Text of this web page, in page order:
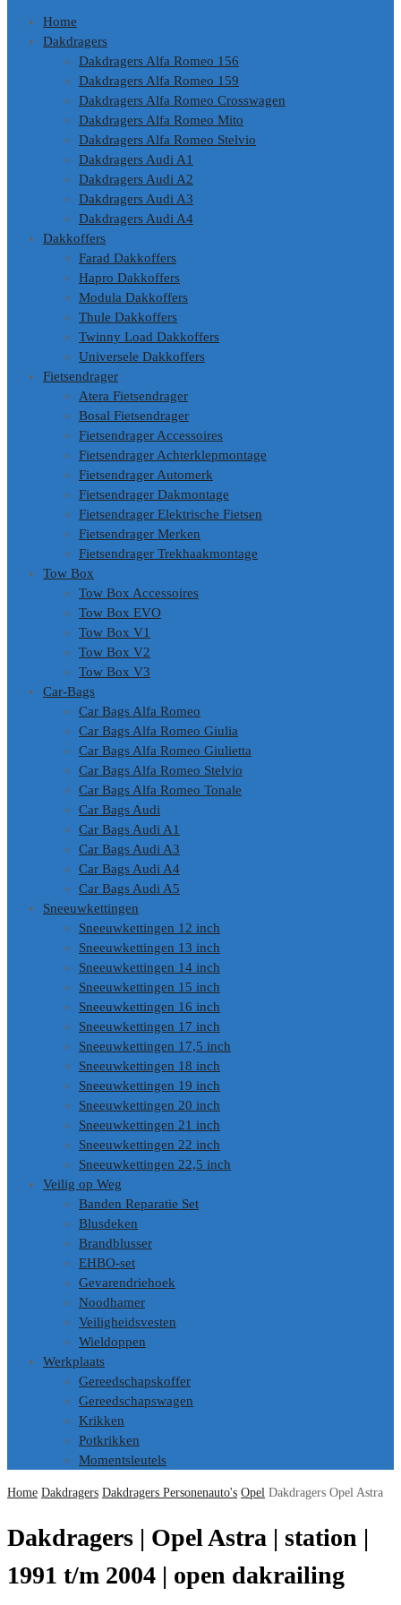
inhoudHome
Dakdragers
Dakdragers Alfa Romeo 156
Dakdragers Alfa Romeo 159
Dakdragers Alfa Romeo Crosswagen
Dakdragers Alfa Romeo Mito
Dakdragers Alfa Romeo Stelvio
Dakdragers Audi A1
Dakdragers Audi A2
Dakdragers Audi A3
Dakdragers Audi A4
Dakkoffers
Farad Dakkoffers
Hapro Dakkoffers
Modula Dakkoffers
Thule Dakkoffers
Twinny Load Dakkoffers
Universele Dakkoffers
Fietsendrager
Atera Fietsendrager
Bosal Fietsendrager
Fietsendrager Accessoires
Fietsendrager Achterklepmontage
Fietsendrager Automerk
Fietsendrager Dakmontage
Fietsendrager Elektrische Fietsen
Fietsendrager Merken
Fietsendrager Trekhaakmontage
Tow Box
Tow Box Accessoires
Tow Box EVO
Tow Box V1
Tow Box V2
Tow Box V3
Car-Bags
Car Bags Alfa Romeo
Car Bags Alfa Romeo Giulia
Car Bags Alfa Romeo Giulietta
Car Bags Alfa Romeo Stelvio
Car Bags Alfa Romeo Tonale
Car Bags Audi
Car Bags Audi A1
Car Bags Audi A3
Car Bags Audi A4
Car Bags Audi A5
Sneeuwkettingen
Sneeuwkettingen 12 inch
Sneeuwkettingen 13 inch
Sneeuwkettingen 14 inch
Sneeuwkettingen 15 inch
Sneeuwkettingen 16 inch
Sneeuwkettingen 17 inch
Sneeuwkettingen 17,5 inch
Sneeuwkettingen 18 inch
Sneeuwkettingen 19 inch
Sneeuwkettingen 20 inch
Sneeuwkettingen 21 inch
Sneeuwkettingen 22 inch
Sneeuwkettingen 22,5 inch
Veilig op Weg
Banden Reparatie Set
Blusdeken
Brandblusser
EHBO-set
Gevarendriehoek
Noodhamer
Veiligheidsvesten
Wieldoppen
Werkplaats
Gereedschapskoffer
Gereedschapswagen
Krikken
Potkrikken
Momentsleutels
Home Dakdragers Dakdragers Personenauto's Opel Dakdragers Opel Astra
Dakdragers | Opel Astra | station |
1991 t/m 2004 | open dakrailing